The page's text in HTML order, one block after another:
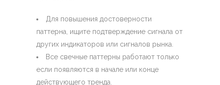
Для повышения достоверности
паттерна, ищите подтверждение сигнала от
других индикаторов или сигналов рынка.
Все свечные паттерны работают только
если появляются в начале или конце
действующего тренда.